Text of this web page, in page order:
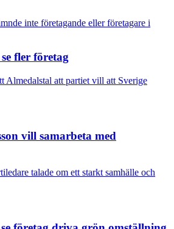
inte företagande eller företagare i
fler företag
Almedalstal att partiet vill att Sverige
vill samarbeta med
talade om ett starkt samhälle och